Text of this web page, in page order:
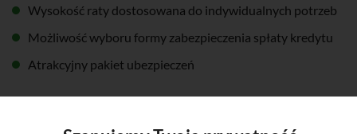
Wysokość raty dostosowana do indywidualnych potrzeb
Możliwość wyboru formy zabezpieczenia spłaty kredytu
Atrakcyjny pakiet ubezpieczeń
PAMIĘTAJ!